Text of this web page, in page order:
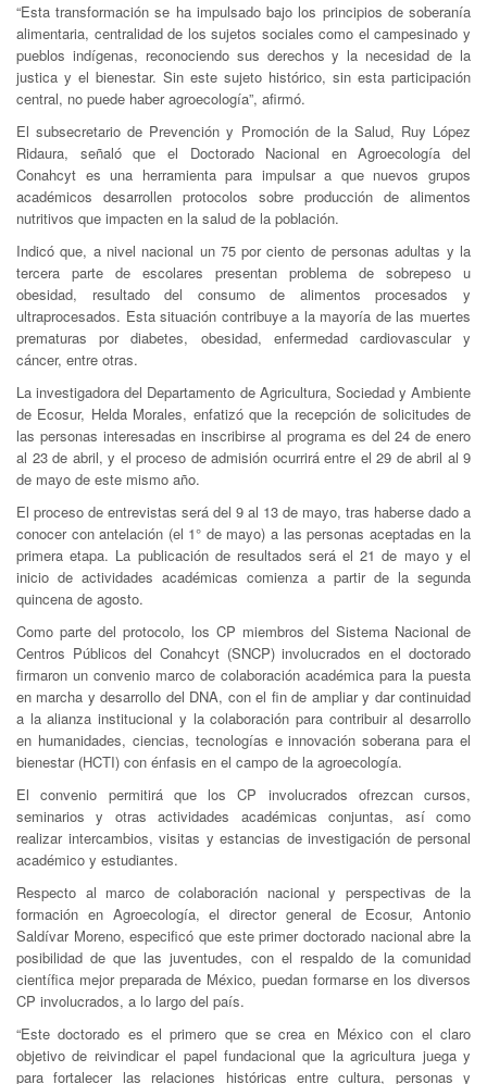
“Esta transformación se ha impulsado bajo los principios de soberanía
alimentaria, centralidad de los sujetos sociales como el campesinado y
pueblos indígenas, reconociendo sus derechos y la necesidad de la
justica y el bienestar. Sin este sujeto histórico, sin esta participación
central, no puede haber agroecología”, afirmó.
El subsecretario de Prevención y Promoción de la Salud, Ruy López
Ridaura, señaló que el Doctorado Nacional en Agroecología del
Conahcyt es una herramienta para impulsar a que nuevos grupos
académicos desarrollen protocolos sobre producción de alimentos
nutritivos que impacten en la salud de la población.
Indicó que, a nivel nacional un 75 por ciento de personas adultas y la
tercera parte de escolares presentan problema de sobrepeso u
obesidad, resultado del consumo de alimentos procesados y
ultraprocesados. Esta situación contribuye a la mayoría de las muertes
prematuras por diabetes, obesidad, enfermedad cardiovascular y
cáncer, entre otras.
La investigadora del Departamento de Agricultura, Sociedad y Ambiente
de Ecosur, Helda Morales, enfatizó que la recepción de solicitudes de
las personas interesadas en inscribirse al programa es del 24 de enero
al 23 de abril, y el proceso de admisión ocurrirá entre el 29 de abril al 9
de mayo de este mismo año.
El proceso de entrevistas será del 9 al 13 de mayo, tras haberse dado a
conocer con antelación (el 1° de mayo) a las personas aceptadas en la
primera etapa. La publicación de resultados será el 21 de mayo y el
inicio de actividades académicas comienza a partir de la segunda
quincena de agosto.
Como parte del protocolo, los CP miembros del Sistema Nacional de
Centros Públicos del Conahcyt (SNCP) involucrados en el doctorado
firmaron un convenio marco de colaboración académica para la puesta
en marcha y desarrollo del DNA, con el fin de ampliar y dar continuidad
a la alianza institucional y la colaboración para contribuir al desarrollo
en humanidades, ciencias, tecnologías e innovación soberana para el
bienestar (HCTI) con énfasis en el campo de la agroecología.
El convenio permitirá que los CP involucrados ofrezcan cursos,
seminarios y otras actividades académicas conjuntas, así como
realizar intercambios, visitas y estancias de investigación de personal
académico y estudiantes.
Respecto al marco de colaboración nacional y perspectivas de la
formación en Agroecología, el director general de Ecosur, Antonio
Saldívar Moreno, especificó que este primer doctorado nacional abre la
posibilidad de que las juventudes, con el respaldo de la comunidad
científica mejor preparada de México, puedan formarse en los diversos
CP involucrados, a lo largo del país.
“Este doctorado es el primero que se crea en México con el claro
objetivo de reivindicar el papel fundacional que la agricultura juega y
para fortalecer las relaciones históricas entre cultura, personas y